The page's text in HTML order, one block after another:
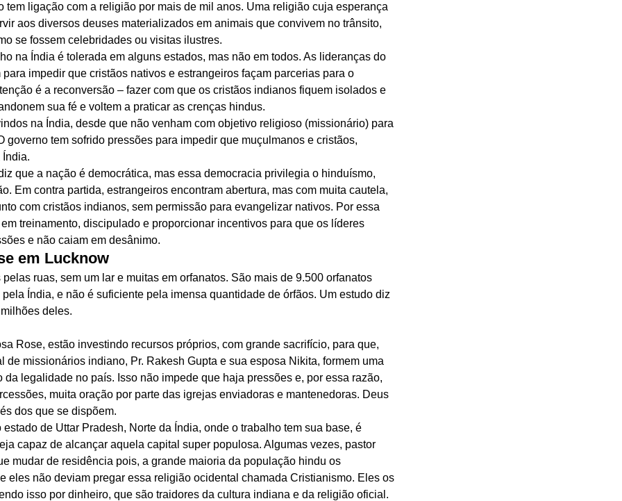
tem ligação com a religião por mais de mil anos. Uma religião cuja esperança
aos diversos deuses materializados em animais que convivem no trânsito,
se fossem celebridades ou visitas ilustres.
na Índia é tolerada em alguns estados, mas não em todos. As lideranças do
impedir que cristãos nativos e estrangeiros façam parcerias para o
é a reconversão – fazer com que os cristãos indianos fiquem isolados e
sua fé e voltem a praticar as crenças hindus.
na Índia, desde que não venham com objetivo religioso (missionário) para
governo tem sofrido pressões para impedir que muçulmanos e cristãos,
Índia.
que a nação é democrática, mas essa democracia privilegia o hinduísmo,
Em contra partida, estrangeiros encontram abertura, mas com muita cautela,
com cristãos indianos, sem permissão para evangelizar nativos. Por essa
treinamento, discipulado e proporcionar incentivos para que os líderes
e não caiam em desânimo.
em Lucknow
ruas, sem um lar e muitas em orfanatos. São mais de 9.500 orfanatos
Índia, e não é suficiente pela imensa quantidade de órfãos. Um estudo diz
deles.
Rose, estão investindo recursos próprios, com grande sacrifício, para que,
de missionários indiano, Pr. Rakesh Gupta e sua esposa Nikita, formem uma
da legalidade no país. Isso não impede que haja pressões e, por essa razão,
muita oração por parte das igrejas enviadoras e mantenedoras. Deus
dos que se dispõem.
estado de Uttar Pradesh, Norte da Índia, onde o trabalho tem sua base, é
capaz de alcançar aquela capital super populosa. Algumas vezes, pastor
mudar de residência pois, a grande maioria da população hindu os
eles não deviam pregar essa religião ocidental chamada Cristianismo. Eles os
isso por dinheiro, que são traidores da cultura indiana e da religião oficial.